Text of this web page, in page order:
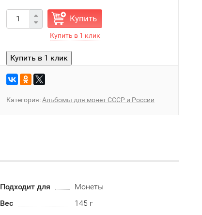
Купить
Категория:Альбомы для монет СССР и России
Подходит для
Монеты
Вес
145 г